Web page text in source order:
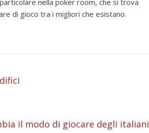
nella poker room, che si trova
di gioco tra i migliori che esistano.
il modo di giocare degli italiani